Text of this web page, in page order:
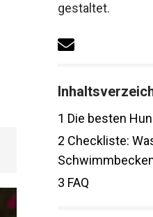
gestaltet.
1 Die besten
2 Checkliste:
3 FAQ